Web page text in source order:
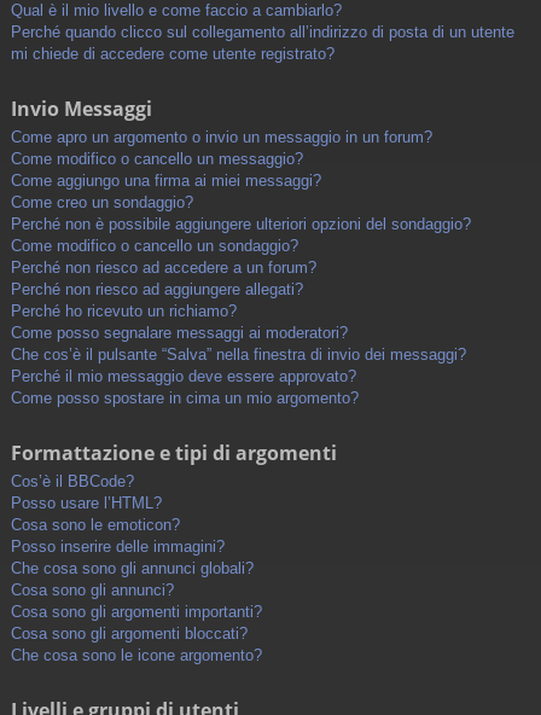
Qual è il mio livello e come faccio a cambiarlo?
Perché quando clicco sul collegamento all’indirizzo di posta di un utente
mi chiede di accedere come utente registrato?
Invio Messaggi
Come apro un argomento o invio un messaggio in un forum?
Come modifico o cancello un messaggio?
Come aggiungo una firma ai miei messaggi?
Come creo un sondaggio?
Perché non è possibile aggiungere ulteriori opzioni del sondaggio?
Come modifico o cancello un sondaggio?
Perché non riesco ad accedere a un forum?
Perché non riesco ad aggiungere allegati?
Perché ho ricevuto un richiamo?
Come posso segnalare messaggi ai moderatori?
Che cos’è il pulsante “Salva” nella finestra di invio dei messaggi?
Perché il mio messaggio deve essere approvato?
Come posso spostare in cima un mio argomento?
Formattazione e tipi di argomenti
Cos’è il BBCode?
Posso usare l’HTML?
Cosa sono le emoticon?
Posso inserire delle immagini?
Che cosa sono gli annunci globali?
Cosa sono gli annunci?
Cosa sono gli argomenti importanti?
Cosa sono gli argomenti bloccati?
Che cosa sono le icone argomento?